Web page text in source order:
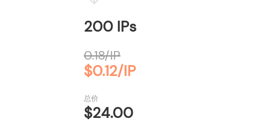
200 IPs
0.18/IP
$0.12/IP
总价
$24.00